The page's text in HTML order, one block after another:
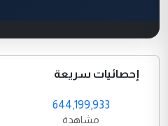
إحصائيات سريعة
644,199,933
مشاهدة